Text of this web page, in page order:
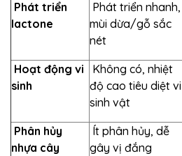
Phát triển
lactone
Phát triển nhanh,
mùi dừa/gỗ sắc
nét
Hoạt động vi
sinh
Không có, nhiệt
độ cao tiêu diệt vi
sinh vật
Phân hủy
nhựa cây
Ít phân hủy, dễ
gây vị đắng